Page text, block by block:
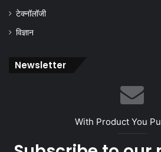
टेक्नॉलॉजी
विज्ञान
Newsletter
With Product You